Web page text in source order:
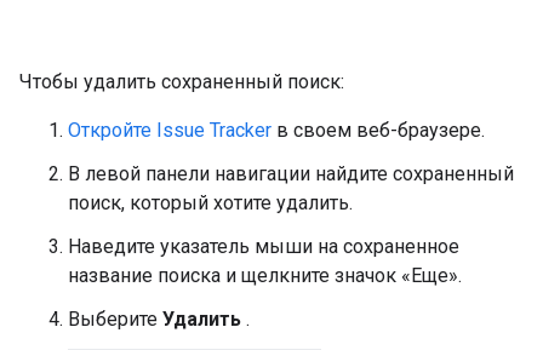
Чтобы удалить сохраненный поиск:
Откройте Issue Tracker в своем веб-браузере.
В левой панели навигации найдите сохраненный
поиск, который хотите удалить.
Наведите указатель мыши на сохраненное
название поиска и щелкните значок «Еще».
Выберите Удалить .